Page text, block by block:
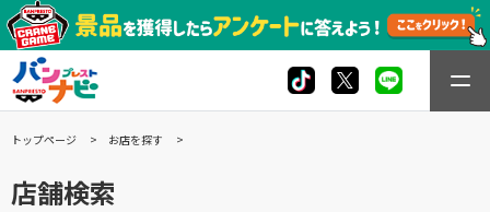
トップページ お店を探す
店舗検索